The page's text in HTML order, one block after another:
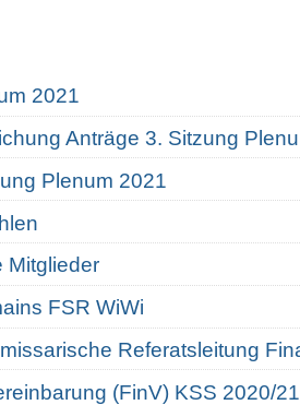
2021
Anträge 3. Sitzung
Plenum 2021
Mitglieder
FSR WiWi
Referatsleitung
(FinV) KSS 2020/21